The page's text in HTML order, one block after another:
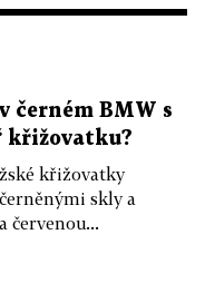
černém BMW s
křižovatku?
křižovatky
skly a
červenou...